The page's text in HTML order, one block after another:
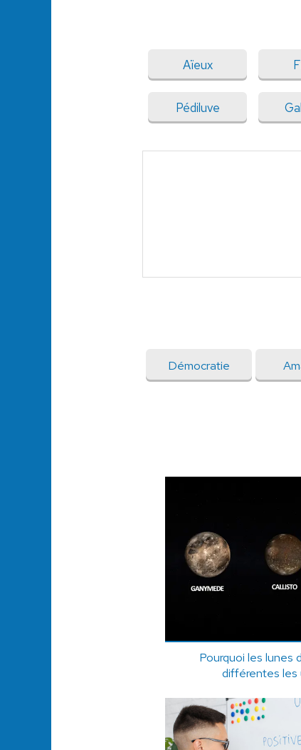
Aïeux
Pédiluve
Démocratie
Pourquoi les lunes
différentes les